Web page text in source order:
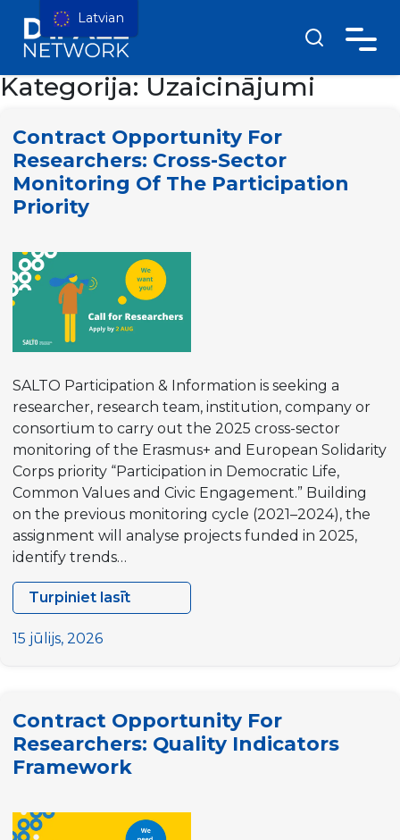
Kategorija:Uzaicinājumi
Contract Opportunity For
Researchers: Cross-Sector
Monitoring Of The Participation
Priority
SALTO Participation & Information is seeking a
researcher, research team, institution, company or
consortium to carry out the 2025 cross-sector
monitoring of the Erasmus+ and European Solidarity
Corps priority “Participation in Democratic Life,
Common Values and Civic Engagement.” Building
on the previous monitoring cycle (2021–2024), the
assignment will analyse projects funded in 2025,
identify trends…
Turpiniet lasīt
Contract
Sector
Monitoring
Participation
Priority
15 jūlijs, 2026
Contract Opportunity For
Researchers: Quality Indicators
Framework
Latvian